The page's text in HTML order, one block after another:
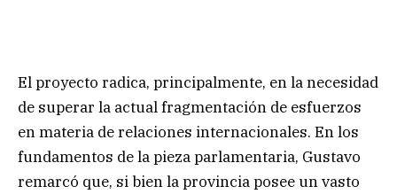
El proyecto radica, principalmente, en la necesidad
de superar la actual fragmentación de esfuerzos
en materia de relaciones internacionales. En los
fundamentos de la pieza parlamentaria, Gustavo
remarcó que, si bien la provincia posee un vasto